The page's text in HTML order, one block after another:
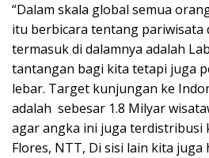
“Dalam skala global semua
itu berbicara tentang pariwisata
termasuk di dalamnya adalah
tantangan bagi kita tetapi juga
lebar. Target kunjungan ke
adalah sebesar 1.8 Milyar
agar angka ini juga terdistribusi
Flores, NTT, Di sisi lain kita juga